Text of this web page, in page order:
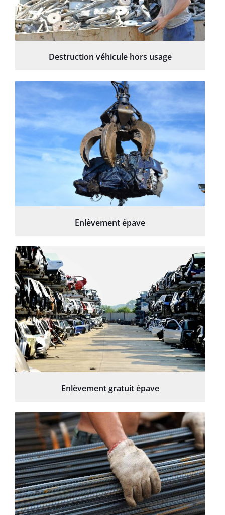
Destruction véhicule hors usage
Enlèvement épave
Enlèvement gratuit épave